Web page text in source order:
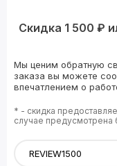
Скидка 1 500 ₽
Мы ценим обратную
заказа вы можете
впечатлением о
* - скидка
случае